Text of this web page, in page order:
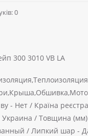
0
300 3010 VB LA
- Нет / Країна
Украина / Товщина
/ Липкий шар -